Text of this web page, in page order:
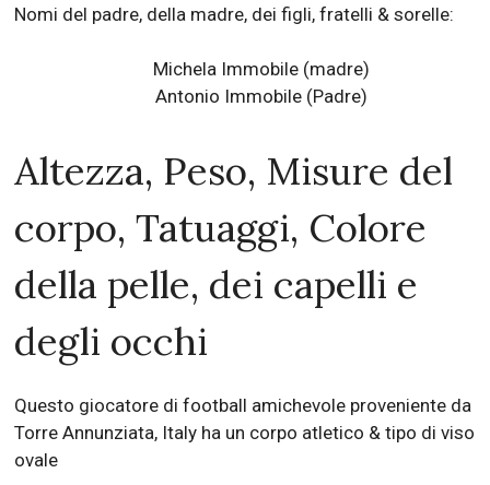
Nomi del padre, della madre, dei figli, fratelli & sorelle:
Michela Immobile (madre)
Antonio Immobile (Padre)
Altezza, Peso, Misure del
corpo, Tatuaggi, Colore
della pelle, dei capelli e
degli occhi
Questo giocatore di football amichevole proveniente da
Torre Annunziata, Italy ha un corpo atletico & tipo di viso
ovale